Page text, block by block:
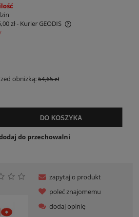
zł- Kurier GEODIS
kosztów płatności
obniżką:64,65 zł
DO KOSZYKA
do przechowalni
zapytaj o produkt
poleć znajomemu
dodaj opinię